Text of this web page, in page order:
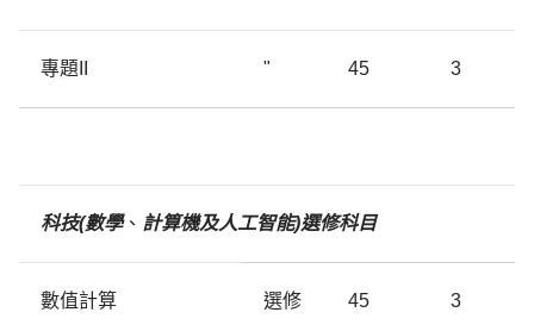
專題II " 45 3
科技(數學、 計算機及人工智能)選修科目
數值計算 選修 45 3